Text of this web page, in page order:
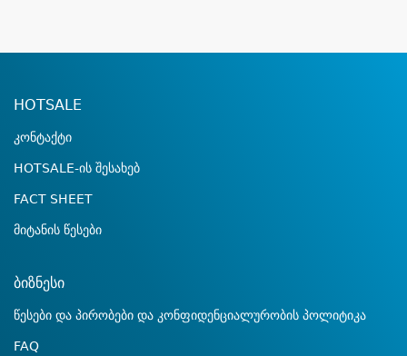
HOTSALE
კონტაქტი
HOTSALE-ის შესახებ
FACT SHEET
მიტანის წესები
ბიზნესი
წესები და პირობები და კონფიდენციალურობის პოლიტიკა
FAQ